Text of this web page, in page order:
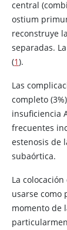
central
ostium
reconstruye
separadas.
(1).
Las
completo
insuficiencia
frecuentes
estenosis de
subaórtica.
La
usarse como
momento de